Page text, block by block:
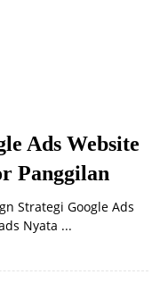
Ads Website
Panggilan
Strategi Google Ads
Nyata ...